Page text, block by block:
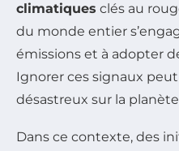
climatiques clés au
du monde entier
émissions et à adopter
Ignorer ces signaux
désastreux sur la
Dans ce contexte, des